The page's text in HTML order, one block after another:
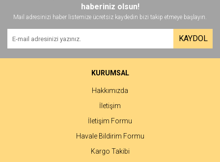
haberiniz olsun!
Mail adresinizi haber listemize ücretsiz kaydedin bizi takip etmeye başlayın.
KAYDOL
KURUMSAL
Hakkımızda
İletişim
İletişim Formu
Havale Bildirim Formu
Kargo Takibi